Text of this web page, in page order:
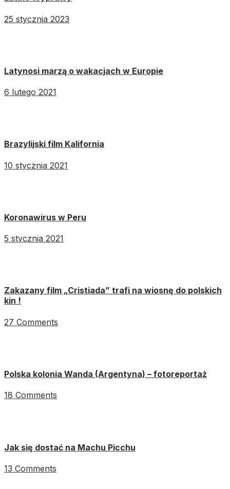
25 stycznia 2023
Latynosi marzą o wakacjach w Europie
6 lutego 2021
Brazylijski film Kalifornia
10 stycznia 2021
Koronawirus w Peru
5 stycznia 2021
Zakazany film „Cristiada” trafi na wiosnę do polskich
kin !
27 Comments
Polska kolonia Wanda (Argentyna) – fotoreportaż
18 Comments
Jak się dostać na Machu Picchu
13 Comments